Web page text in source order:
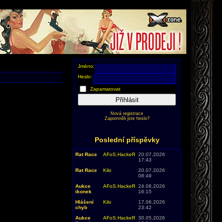
Jméno:
Heslo:
Zapamatovat
Přihlásit
Nová registrace
Zapomněli jste heslo?
Poslední příspěvky
Rat Race AFoS.HackeR 20.07.2026
17:43
Rat Race
Kilo
20.07.2026
08:49
Aukce
ikonek
AFoS.HackeR 24.06.2026
16:15
Hlášení
chyb
Kilo
17.06.2026
23:42
Aukce
AFoS.HackeR 30.05.2026